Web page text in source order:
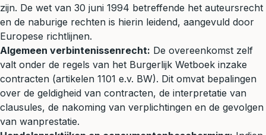
zijn. De wet van 30 juni 1994 betreffende het auteursrecht
en de naburige rechten is hierin leidend, aangevuld door
Europese richtlijnen.
Algemeen verbintenissenrecht: De overeenkomst zelf
valt onder de regels van het Burgerlijk Wetboek inzake
contracten (artikelen 1101 e.v. BW). Dit omvat bepalingen
over de geldigheid van contracten, de interpretatie van
clausules, de nakoming van verplichtingen en de gevolgen
van wanprestatie.